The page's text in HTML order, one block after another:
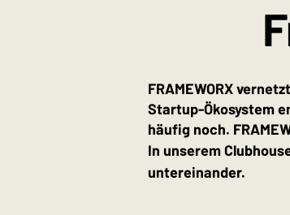
FRAMEWORX
Startup-Ökosystem
häufig noch.
In unserem
untereinander.